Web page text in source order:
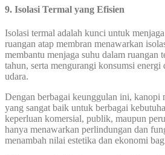
9. Isolasi Termal yang Efisien
Isolasi termal adalah kunci untuk
ruangan atap membran menawarkan
membantu menjaga suhu dalam ruangan
tahun, serta mengurangi konsumsi energi
udara.
Dengan berbagai keunggulan ini, kanopi
yang sangat baik untuk berbagai
keperluan komersial, publik, maupun
hanya menawarkan perlindungan dan
menambah nilai estetika dan ekonomi